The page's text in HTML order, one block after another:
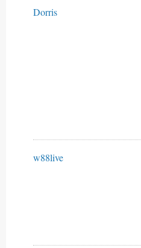
Dorris
w88live